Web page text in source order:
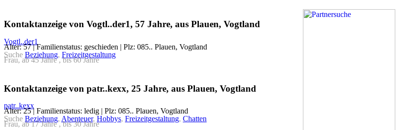
Kontaktanzeige von Vogtl..der1, 57 Jahre, aus Plauen, Vogtland
Vogtl..der1
Alter: 57 | Familienstatus: geschieden | Plz: 085.. Plauen, Vogtland
Suche Beziehung, Freizeitgestaltung
Frau, ab 45 Jahre , bis 60 Jahre
Kontaktanzeige von patr..kexx, 25 Jahre, aus Plauen, Vogtland
patr..kexx
Alter: 25 | Familienstatus: ledig | Plz: 085.. Plauen, Vogtland
Suche Beziehung, Abenteuer, Hobbys, Freizeitgestaltung, Chatten
Frau, ab 17 Jahre , bis 30 Jahre